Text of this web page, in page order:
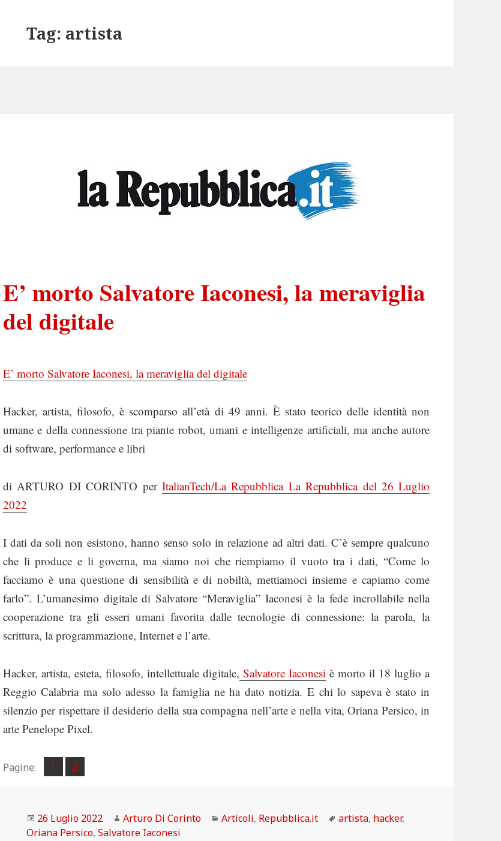
Tag: artista
E’ morto Salvatore Iaconesi, la meraviglia
del digitale
E’ morto Salvatore Iaconesi, la meraviglia del digitale
Hacker, artista, filosofo, è scomparso all’età di 49 anni. È stato teorico delle identità non
umane e della connessione tra piante robot, umani e intelligenze artificiali, ma anche autore
di software, performance e libri
di ARTURO DI CORINTO per ItalianTech/La Repubblica La Repubblica del 26 Luglio
2022
I dati da soli non esistono, hanno senso solo in relazione ad altri dati. C’è sempre qualcuno
che li produce e li governa, ma siamo noi che riempiamo il vuoto tra i dati, “Come lo
facciamo è una questione di sensibilità e di nobiltà, mettiamoci insieme e capiamo come
farlo”. L’umanesimo digitale di Salvatore “Meraviglia” Iaconesi è la fede incrollabile nella
cooperazione tra gli esseri umani favorita dalle tecnologie di connessione: la parola, la
scrittura, la programmazione, Internet e l’arte.
Hacker, artista, esteta, filosofo, intellettuale digitale, Salvatore Iaconesi è morto il 18 luglio a
Reggio Calabria ma solo adesso la famiglia ne ha dato notizia. E chi lo sapeva è stato in
silenzio per rispettare il desiderio della sua compagna nell’arte e nella vita, Oriana Persico, in
arte Penelope Pixel.
Pagine: Pagina
1 ,
Pagina
2
Scritto
il
26 Luglio 2022 Autore
Arturo Di Corinto Categorie
Articoli, Repubblica.it Tag
artista, hacker,
Oriana Persico,Salvatore Iaconesi